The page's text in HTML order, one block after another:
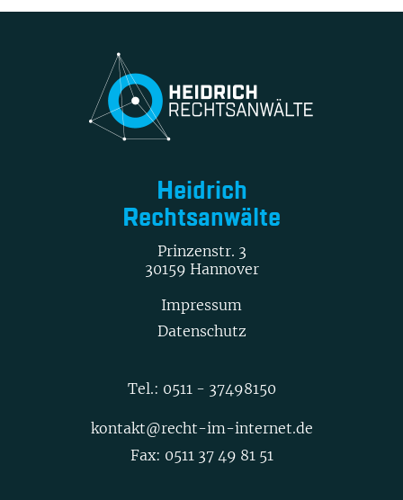
Heidrich
Rechtsanwälte
Prinzenstr. 3
30159 Hannover
Impressum
Datenschutz
Tel.: 0511 - 37498150
kontakt@recht-im-internet.de
Fax: 0511 37 49 81 51